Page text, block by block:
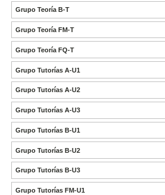
Grupo Teoría B-T
Grupo Teoría FM-T
Grupo Teoría FQ-T
Grupo Tutorías A-U1
Grupo Tutorías A-U2
Grupo Tutorías A-U3
Grupo Tutorías B-U1
Grupo Tutorías B-U2
Grupo Tutorías B-U3
Grupo Tutorías FM-U1